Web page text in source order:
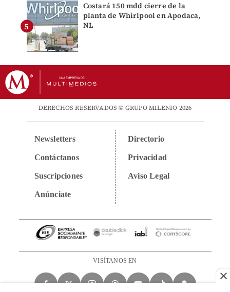
Costará 150 mdd cierre de la
planta de Whirlpool en Apodaca,
NL
DERECHOS RESERVADOS © GRUPO MILENIO 2026
Newsletters
Contáctanos
Suscripciones
Anúnciate
Directorio
Privacidad
Aviso Legal
VISÍTANOS EN